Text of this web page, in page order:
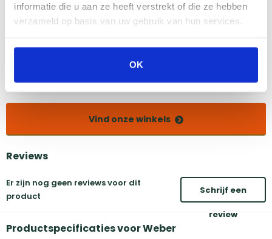
informatie die u aan ze heeft verstrekt of die ze hebben
verzameld op basis van uw gebruik van hun services.
OK
Amsterdam
Breda
Duiven
Eindhoven
Groningen
Vind onze winkels
Reviews
Er zijn nog geen reviews voor dit
product
Schrijf een
review
Productspecificaties voor Weber